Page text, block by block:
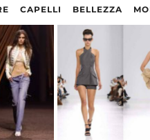
CAPELLI BELLEZZA